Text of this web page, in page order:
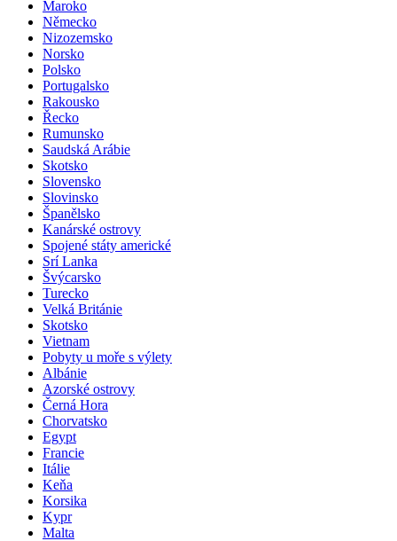
Maroko
Německo
Nizozemsko
Norsko
Polsko
Portugalsko
Rakousko
Řecko
Rumunsko
Saudská Arábie
Skotsko
Slovensko
Slovinsko
Španělsko
Kanárské ostrovy
Spojené státy americké
Srí Lanka
Švýcarsko
Turecko
Velká Británie
Skotsko
Vietnam
Pobyty u moře s výlety
Albánie
Azorské ostrovy
Černá Hora
Chorvatsko
Egypt
Francie
Itálie
Keňa
Korsika
Kypr
Malta